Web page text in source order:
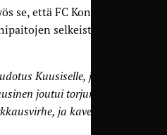
se, että FC Kontun
selkeistä
Kuusiselle, johon
joutui torjumaan.
ja kaveri pääsi